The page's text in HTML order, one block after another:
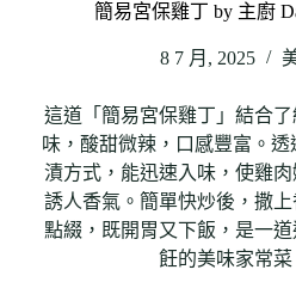
簡易宮保雞丁 by 主廚
8 7 月, 2025
這道「簡易宮保雞丁」結合
味，酸甜微辣，口感豐富。透
漬方式，能迅速入味，使雞
誘人香氣。簡單快炒後，撒
點綴，既開胃又下飯，是一
飪的美味家常菜